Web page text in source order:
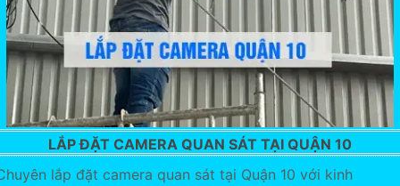
LẮP ĐẶT CAMERA QUAN SÁT TẠI QUẬN 10
lắp đặt camera quan sát tại Quận 10 với kinh